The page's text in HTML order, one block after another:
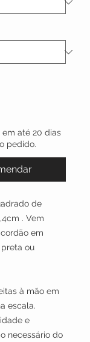
em até 20 dias
pedido.
de
. Vem
em
ou
à mão em
escala.
e
necessário do